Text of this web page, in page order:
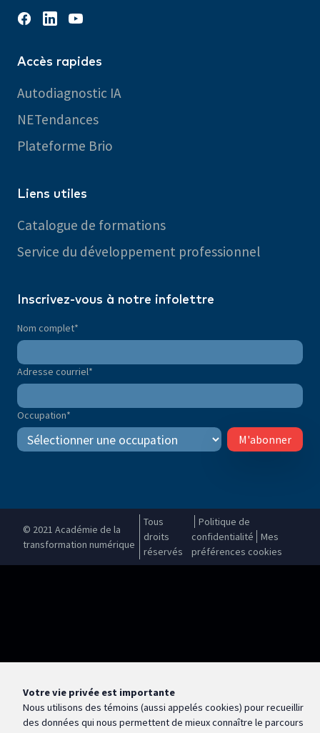
Accès rapides
Autodiagnostic IA
NETendances
Plateforme Brio
Inscrivez-vous à notre infolettre
Nom complet*
Adresse courriel*
Occupation*
M'abonner
Liens utiles
Catalogue de formations
Service du développement professionnel
© 2021 Académie de la
transformation numérique
Tous
droits
réservés
Politique de
confidentialité
Mes
préférences cookies
Votre vie privée est importante
Nous utilisons des témoins (aussi appelés cookies) pour recueillir
des données qui nous permettent de mieux connaître le parcours